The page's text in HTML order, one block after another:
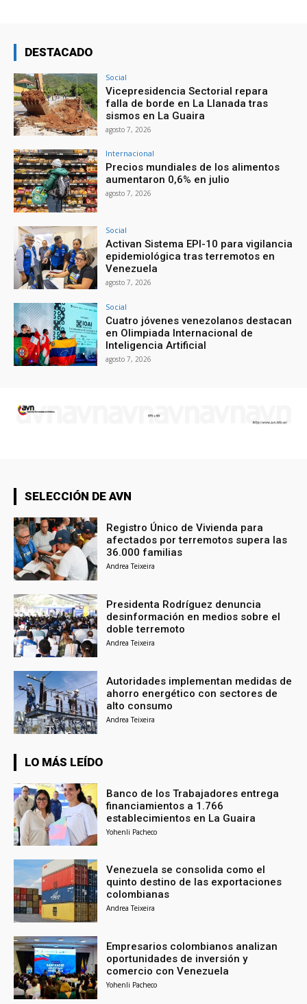
DESTACADO
Social
Vicepresidencia Sectorial repara
falla de borde en La Llanada tras
sismos en La Guaira
agosto 7, 2026
Internacional
Precios mundiales de los alimentos
aumentaron 0,6% en julio
agosto 7, 2026
Social
Activan Sistema EPI-10 para vigilancia
epidemiológica tras terremotos en
Venezuela
agosto 7, 2026
Social
Cuatro jóvenes venezolanos destacan
en Olimpiada Internacional de
Inteligencia Artificial
agosto 7, 2026
SELECCIÓN DE AVN
Registro Único de Vivienda para
afectados por terremotos supera las
36.000 familias
Andrea Teixeira
Presidenta Rodríguez denuncia
desinformación en medios sobre el
doble terremoto
Andrea Teixeira
Autoridades implementan medidas de
ahorro energético con sectores de
alto consumo
Andrea Teixeira
LO MÁS LEÍDO
Banco de los Trabajadores entrega
financiamientos a 1.766
establecimientos en La Guaira
Yohenli Pacheco
Venezuela se consolida como el
quinto destino de las exportaciones
colombianas
Andrea Teixeira
Empresarios colombianos analizan
oportunidades de inversión y
comercio con Venezuela
Yohenli Pacheco